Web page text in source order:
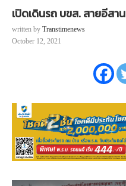
เปิดเดินรถ บขส. สายอีสา
written by Transtimenews
October 12, 2021